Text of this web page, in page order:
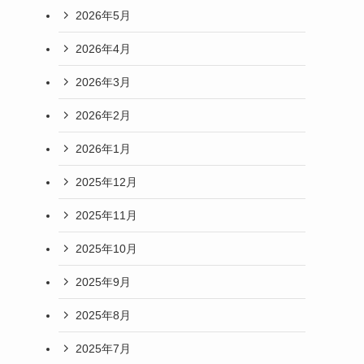
2026年5月
2026年4月
2026年3月
2026年2月
2026年1月
2025年12月
2025年11月
2025年10月
2025年9月
2025年8月
2025年7月